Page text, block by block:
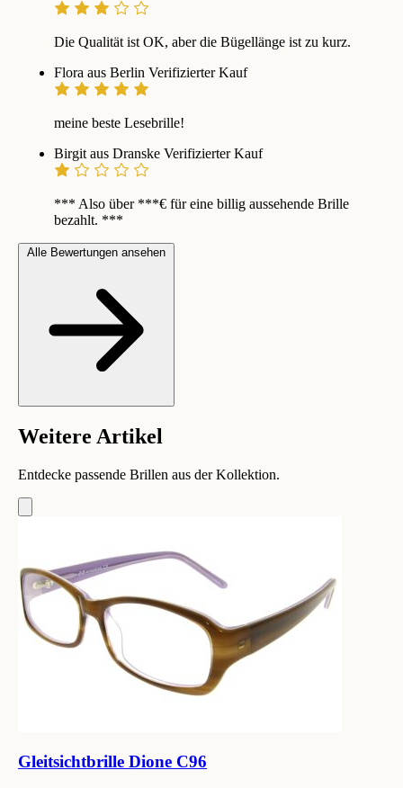
Die Qualität ist OK, aber die Bügellänge ist zu kurz.
Flora aus Berlin Verifizierter Kauf
meine beste Lesebrille!
Birgit aus Dranske Verifizierter Kauf
*** Also über ***€ für eine billig aussehende Brille
bezahlt. ***
Alle Bewertungen ansehen
Weitere Artikel
Entdecke passende Brillen aus der Kollektion.
Gleitsichtbrille Dione C96